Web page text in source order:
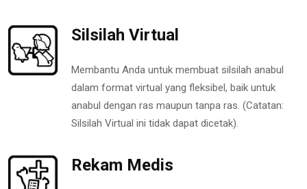
Silsilah Virtual
Membantu Anda untuk membuat silsilah anabul
dalam format virtual yang fleksibel, baik untuk
anabul dengan ras maupun tanpa ras. (Catatan:
Silsilah Virtual ini tidak dapat dicetak).
Rekam Medis